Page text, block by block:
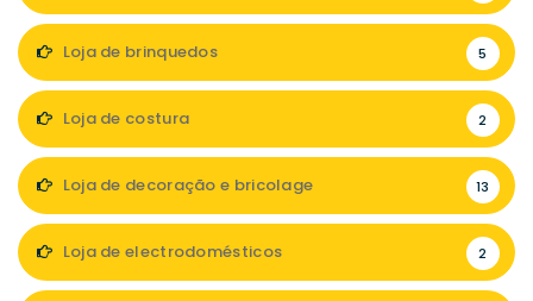
Loja de brinquedos 5
Loja de costura 2
Loja de decoração e bricolage 13
Loja de electrodomésticos 2